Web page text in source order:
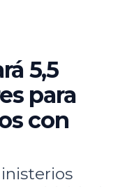
5,5
para
con